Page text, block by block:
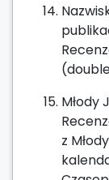
Młody
z